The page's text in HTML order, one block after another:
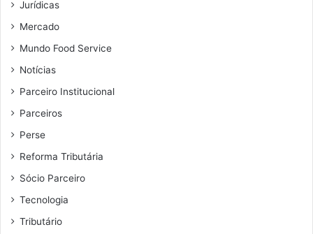
Jurídicas
Mercado
Mundo Food Service
Notícias
Parceiro Institucional
Parceiros
Perse
Reforma Tributária
Sócio Parceiro
Tecnologia
Tributário